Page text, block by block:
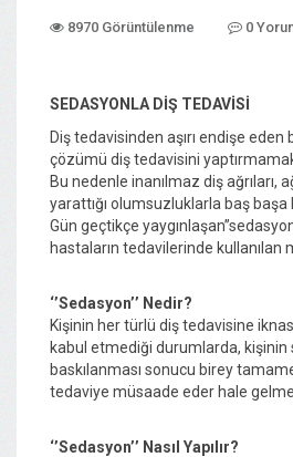
8970 Görüntülenme 0
SEDASYONLA DİŞ TEDAVİSİ
Diş tedavisinden aşırı endişe
çözümü diş tedavisini
Bu nedenle inanılmaz diş ağrıları,
yarattığı olumsuzluklarla baş başa
Gün geçtikçe
hastaların tedavilerinde kullanılan
‘’Sedasyon’’ Nedir?
Kişinin her türlü diş tedavisine
kabul etmediği durumlarda,
baskılanması sonucu birey
tedaviye müsaade eder hale
‘’Sedasyon’’ Nasıl Yapılır?